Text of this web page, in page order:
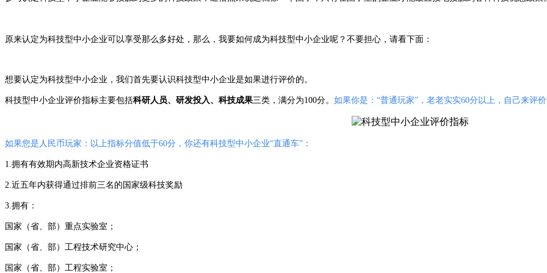
原来认定为科技型中小企业可以享受那么多好处，那么，我要如何成为科技型中小企业呢？不要担心，请看下面：
想要认定为科技型中小企业，我们首先要认识科技型中小企业是如果进行评价的。
科技型中小企业评价指标主要包括科研人员、研发投入、科技成果三类，满分为100分。 如果你是：“普通玩家”，老老实实60分以上，自己来评价
如果您是人民币玩家：以上指标分值低于60分，你还有科技型中小企业“直通车”：
1.拥有有效期内高新技术企业资格证书
2.近五年内获得通过排前三名的国家级科技奖励
3.拥有：
国家（省、部）重点实验室；
国家（省、部）工程技术研究中心；
国家（省、部）工程实验室；